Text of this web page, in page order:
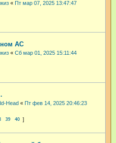
« Пт мар 07, 2025 13:47:47
АС
« Сб мар 01, 2025 15:11:44
Head « Пт фев 14, 2025 20:46:23
39 40